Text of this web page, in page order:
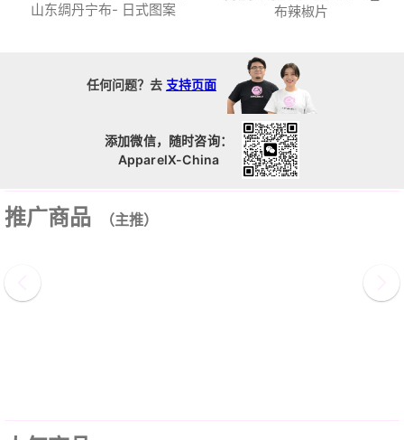
山东绸丹宁布- 日式图案
布辣椒片
任何问题？去 支持页面
添加微信，随时咨询：
ApparelX-China
推广商品 （主推）